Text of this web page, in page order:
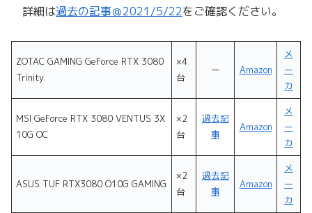
詳細は過去の記事＠2021/5/22をご確認ください。
ZOTAC GAMING GeForce RTX 3080
Trinity
×4
台
ー Amazon
メ
ー
カ
MSI GeForce RTX 3080 VENTUS 3X
10G OC
×2
台
過去記
事
Amazon
メ
ー
カ
ASUS TUF RTX3080 O10G GAMING
×2
台
過去記
事
Amazon
メ
ー
カ